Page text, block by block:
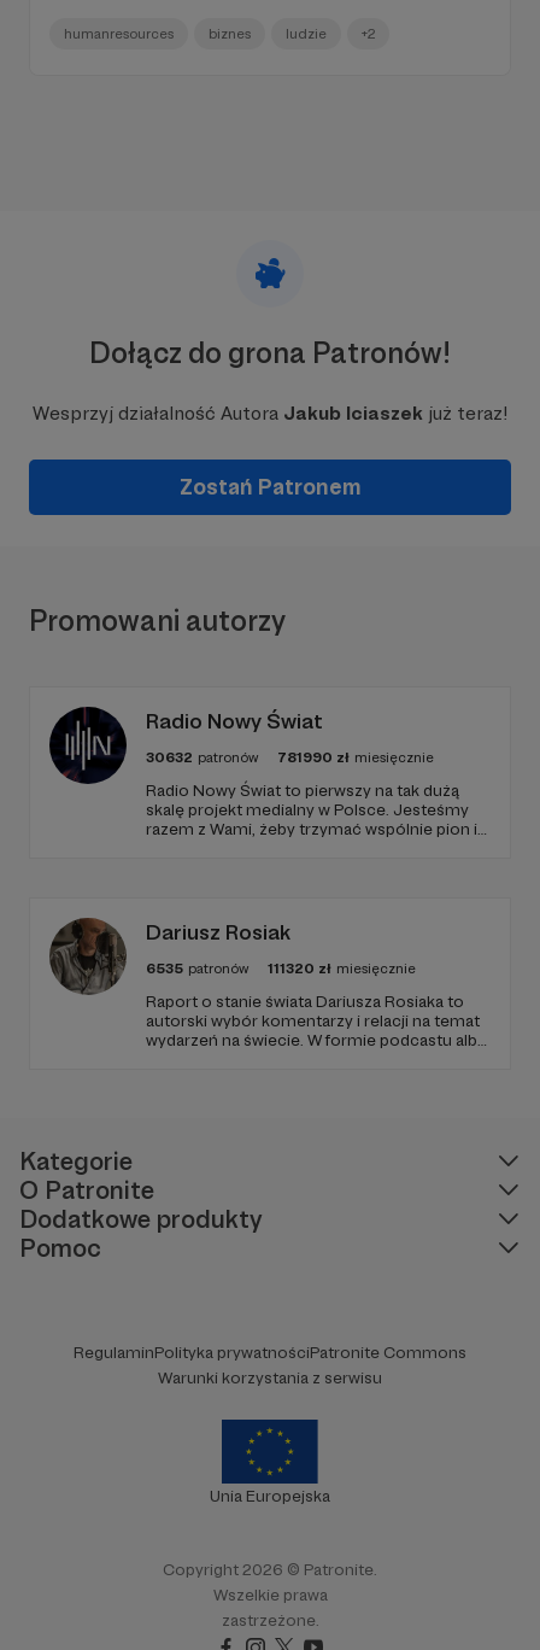
humanresources biznes ludzie +2
Dołącz do grona Patronów!
Wesprzyj działalność Autora Jakub Iciaszek już teraz!
Zostań Patronem
Promowani autorzy
Radio Nowy Świat
30632 patronów 781990 zł miesięcznie
Radio Nowy Świat to pierwszy na tak dużą
skalę projekt medialny w Polsce. Jesteśmy
razem z Wami, żeby trzymać wspólnie pion i
Dariusz Rosiak
6535 patronów 111320 zł miesięcznie
Raport o stanie świata Dariusza Rosiaka to
autorski wybór komentarzy i relacji na temat
wydarzeń na świecie. W formie podcastu albo
Kategorie
O Patronite
Dodatkowe produkty
Pomoc
RegulaminPolityka prywatnościPatronite Commons
Warunki korzystania z serwisu
Unia Europejska
Copyright 2026 © Patronite.
Wszelkie prawa
zastrzeżone.